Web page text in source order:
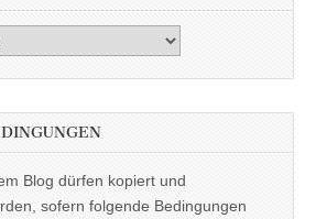
Blog dürfen kopiert und
sofern folgende Bedingungen